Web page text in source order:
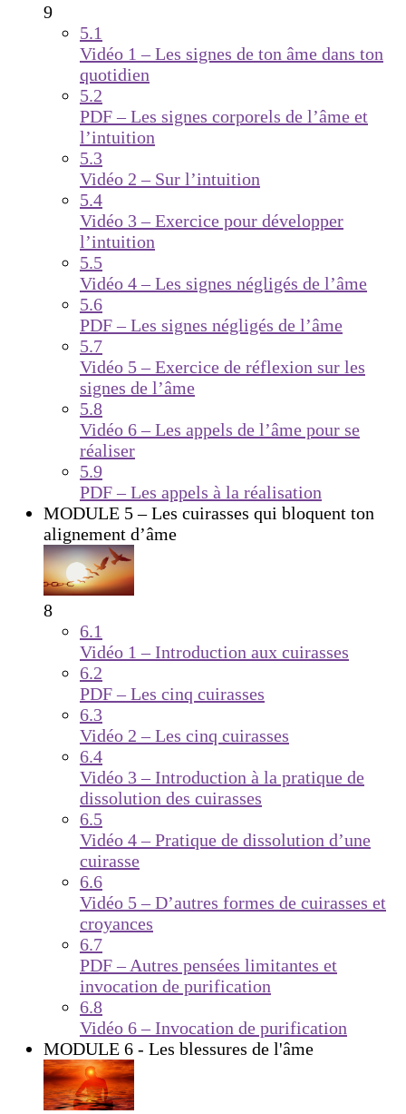
9
5.1
Vidéo 1 – Les signes de ton âme dans ton
quotidien
5.2
PDF – Les signes corporels de l’âme et
l’intuition
5.3
Vidéo 2 – Sur l’intuition
5.4
Vidéo 3 – Exercice pour développer
l’intuition
5.5
Vidéo 4 – Les signes négligés de l’âme
5.6
PDF – Les signes négligés de l’âme
5.7
Vidéo 5 – Exercice de réflexion sur les
signes de l’âme
5.8
Vidéo 6 – Les appels de l’âme pour se
réaliser
5.9
PDF – Les appels à la réalisation
MODULE 5 – Les cuirasses qui bloquent ton
alignement d’âme
8
6.1
Vidéo 1 – Introduction aux cuirasses
6.2
PDF – Les cinq cuirasses
6.3
Vidéo 2 – Les cinq cuirasses
6.4
Vidéo 3 – Introduction à la pratique de
dissolution des cuirasses
6.5
Vidéo 4 – Pratique de dissolution d’une
cuirasse
6.6
Vidéo 5 – D’autres formes de cuirasses et
croyances
6.7
PDF – Autres pensées limitantes et
invocation de purification
6.8
Vidéo 6 – Invocation de purification
MODULE 6 - Les blessures de l'âme